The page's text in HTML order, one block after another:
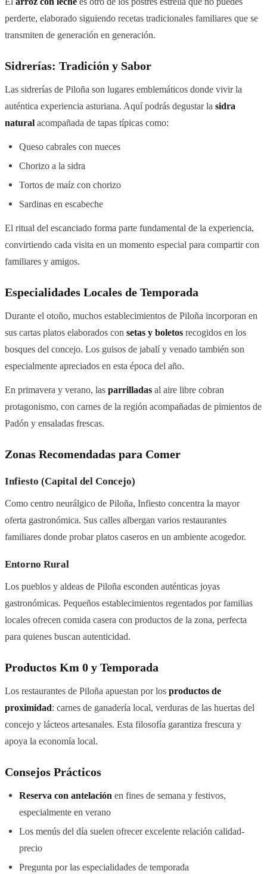
perderte, elaborado siguiendo recetas tradicionales familiares que se
transmiten de generación en generación.
Sidrerías: Tradición y Sabor
Las sidrerías de Piloña son lugares emblemáticos donde vivir la
auténtica experiencia asturiana. Aquí podrás degustar la sidra
natural acompañada de tapas típicas como:
Queso cabrales con nueces
Chorizo a la sidra
Tortos de maíz con chorizo
Sardinas en escabeche
El ritual del escanciado forma parte fundamental de la experiencia,
convirtiendo cada visita en un momento especial para compartir con
familiares y amigos.
Especialidades Locales de Temporada
Durante el otoño, muchos establecimientos de Piloña incorporan en
sus cartas platos elaborados con setas y boletos recogidos en los
bosques del concejo. Los guisos de jabalí y venado también son
especialmente apreciados en esta época del año.
En primavera y verano, las parrilladas al aire libre cobran
protagonismo, con carnes de la región acompañadas de pimientos de
Padón y ensaladas frescas.
Zonas Recomendadas para Comer
Infiesto (Capital del Concejo)
Como centro neurálgico de Piloña, Infiesto concentra la mayor
oferta gastronómica. Sus calles albergan varios restaurantes
familiares donde probar platos caseros en un ambiente acogedor.
Entorno Rural
Los pueblos y aldeas de Piloña esconden auténticas joyas
gastronómicas. Pequeños establecimientos regentados por familias
locales ofrecen comida casera con productos de la zona, perfecta
para quienes buscan autenticidad.
Productos Km 0 y Temporada
Los restaurantes de Piloña apuestan por los productos de
proximidad: carnes de ganadería local, verduras de las huertas del
concejo y lácteos artesanales. Esta filosofía garantiza frescura y
apoya la economía local.
Consejos Prácticos
Reserva con antelación en fines de semana y festivos,
especialmente en verano
Los menús del día suelen ofrecer excelente relación calidad-
precio
Pregunta por las especialidades de temporada